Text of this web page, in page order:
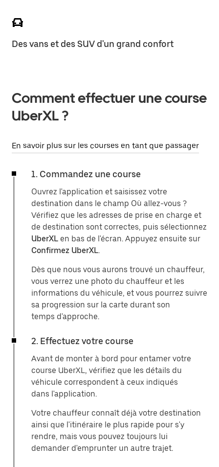
Des vans et des SUV d'un grand confort
Comment effectuer une course
UberXL ?
En savoir plus sur les courses en tant que passager
1. Commandez une course
Ouvrez l'application et saisissez votre
destination dans le champ Où allez-vous ?
Vérifiez que les adresses de prise en charge et
de destination sont correctes, puis sélectionnez
UberXL en bas de l'écran. Appuyez ensuite sur
Confirmez UberXL.
Dès que nous vous aurons trouvé un chauffeur,
vous verrez une photo du chauffeur et les
informations du véhicule, et vous pourrez suivre
sa progression sur la carte durant son
temps d'approche.
2. Effectuez votre course
Avant de monter à bord pour entamer votre
course UberXL, vérifiez que les détails du
véhicule correspondent à ceux indiqués
dans l'application.
Votre chauffeur connaît déjà votre destination
ainsi que l'itinéraire le plus rapide pour s'y
rendre, mais vous pouvez toujours lui
demander d'emprunter un autre trajet.